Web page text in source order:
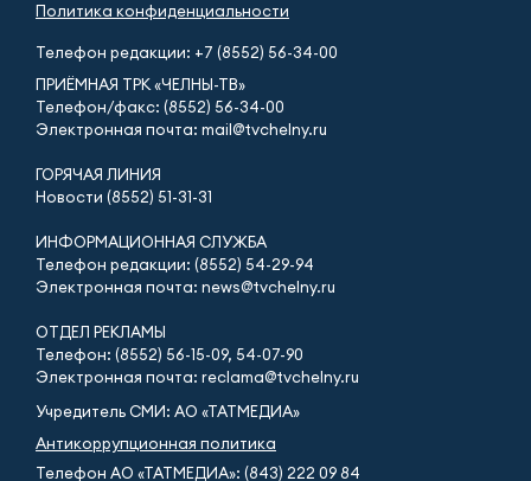
Политика конфиденциальности
Телефон редакции: +7 (8552) 56-34-00
ПРИЁМНАЯ ТРК «ЧЕЛНЫ-ТВ»
Телефон/факс: (8552) 56-34-00
Электронная почта: mail@tvchelny.ru
ГОРЯЧАЯ ЛИНИЯ
Новости (8552) 51-31-31
ИНФОРМАЦИОННАЯ СЛУЖБА
Телефон редакции: (8552) 54-29-94
Электронная почта: news@tvchelny.ru
ОТДЕЛ РЕКЛАМЫ
Телефон: (8552) 56-15-09, 54-07-90
Электронная почта: reclama@tvchelny.ru
Учредитель СМИ: АО «ТАТМЕДИА»
Антикоррупционная политика
Телефон АО «ТАТМЕДИА»: (843) 222 09 84